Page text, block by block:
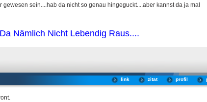
sein....hab da nicht so genau hingeguckt....aber kannst da ja mal
Nämlich Nicht Lebendig Raus....
profil
zitat
link